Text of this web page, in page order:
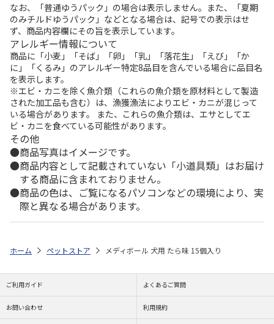
なお、「普通ゆうパック」の場合は表示しません。また、「夏期
のみチルドゆうパック」などとなる場合は、記号での表示はせ
ず、商品内容欄にその旨を表示しています。
アレルギー情報について
商品に「小麦」「そば」「卵」「乳」「落花生」「えび」「か
に」「くるみ」のアレルギー特定8品目を含んでいる場合に品目名
を表示します。
※エビ・カニを除く魚介類（これらの魚介類を原材料として製造
された加工品も含む）は、漁獲漁法によりエビ・カニが混じって
いる場合があります。 また、これらの魚介類は、エサとしてエ
ビ・カニを食べている可能性があります。
その他
商品写真はイメージです。
商品内容として記載されていない「小道具類」はお届け
する商品に含まれておりません。
商品の色は、ご覧になるパソコンなどの環境により、実
際と異なる場合があります。
ホーム ペットストア メディボール 犬用 たら味 15個入り
ご利用ガイド よくあるご質問
お問い合わせ 利用規約